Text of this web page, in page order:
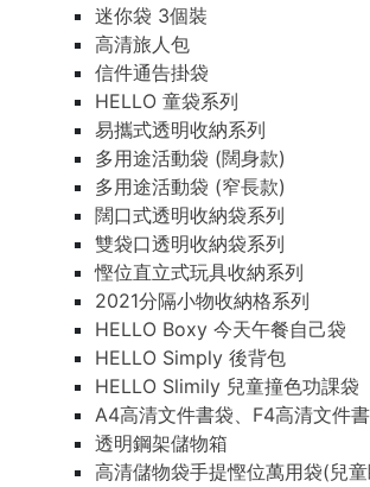
迷你袋 3個裝
高清旅人包
信件通告掛袋
HELLO 童袋系列
易攜式透明收納系列
多用途活動袋 (闊身款)
多用途活動袋 (窄長款)
闊口式透明收納袋系列
雙袋口透明收納袋系列
慳位直立式玩具收納系列
2021分隔小物收納格系列
HELLO Boxy 今天午餐自己袋
HELLO Simply 後背包
HELLO Slimily 兒童撞色功課袋
A4高清文件書袋、F4高清文件書
透明鋼架儲物箱
高清儲物袋手提慳位萬用袋(兒